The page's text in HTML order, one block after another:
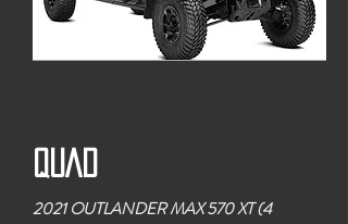
QUAD
2021 OUTLANDER MAX 570 XT (4